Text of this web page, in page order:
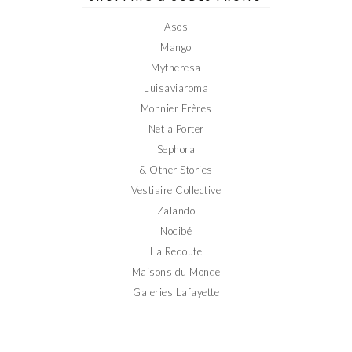
Asos
Mango
Mytheresa
Luisaviaroma
Monnier Frères
Net a Porter
Sephora
& Other Stories
Vestiaire Collective
Zalando
Nocibé
La Redoute
Maisons du Monde
Galeries Lafayette